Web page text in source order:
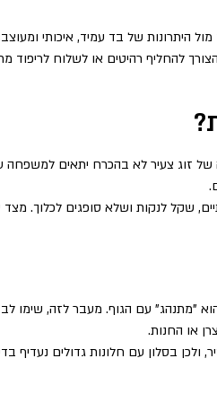
היתרונות של בד עמיד, איכותי
להחליף רהיטים או לשלוח
זוג צעיר לא בהכרח יתאים למשפחה
שקל לנקות ושלא סופגים לכלוך.
"מתנהג" עם הגוף. מעבר לזה, שימו לב
או החנות.
בסלון עם חלונות גדולים נעדיף